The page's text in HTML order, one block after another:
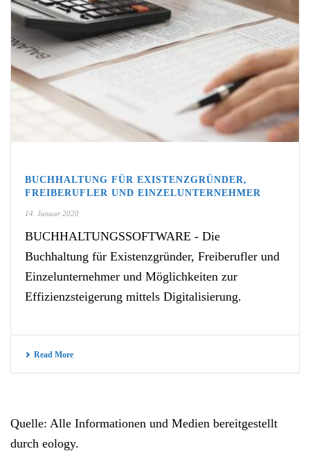
BUCHHALTUNG FÜR EXISTENZGRÜNDER,
FREIBERUFLER UND EINZELUNTERNEHMER
14. Januar 2020
BUCHHALTUNGSSOFTWARE - Die
Buchhaltung für Existenzgründer, Freiberufler und
Einzelunternehmer und Möglichkeiten zur
Effizienzsteigerung mittels Digitalisierung.
Read More
Quelle: Alle Informationen und Medien bereitgestellt
durch eology.